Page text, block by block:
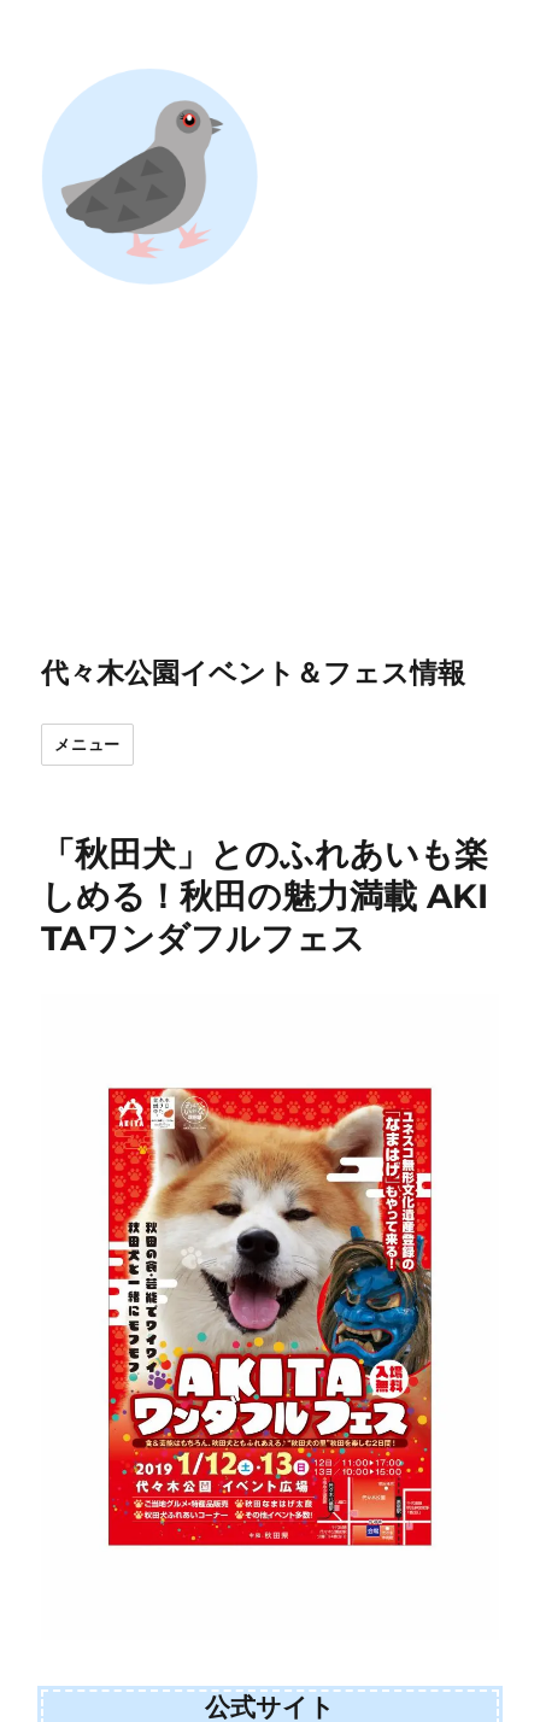
代々木公園イベント＆フェス情報
メニュー
「秋田犬」とのふれあいも楽
しめる！秋田の魅力満載 AKI
TAワンダフルフェス
公式サイト